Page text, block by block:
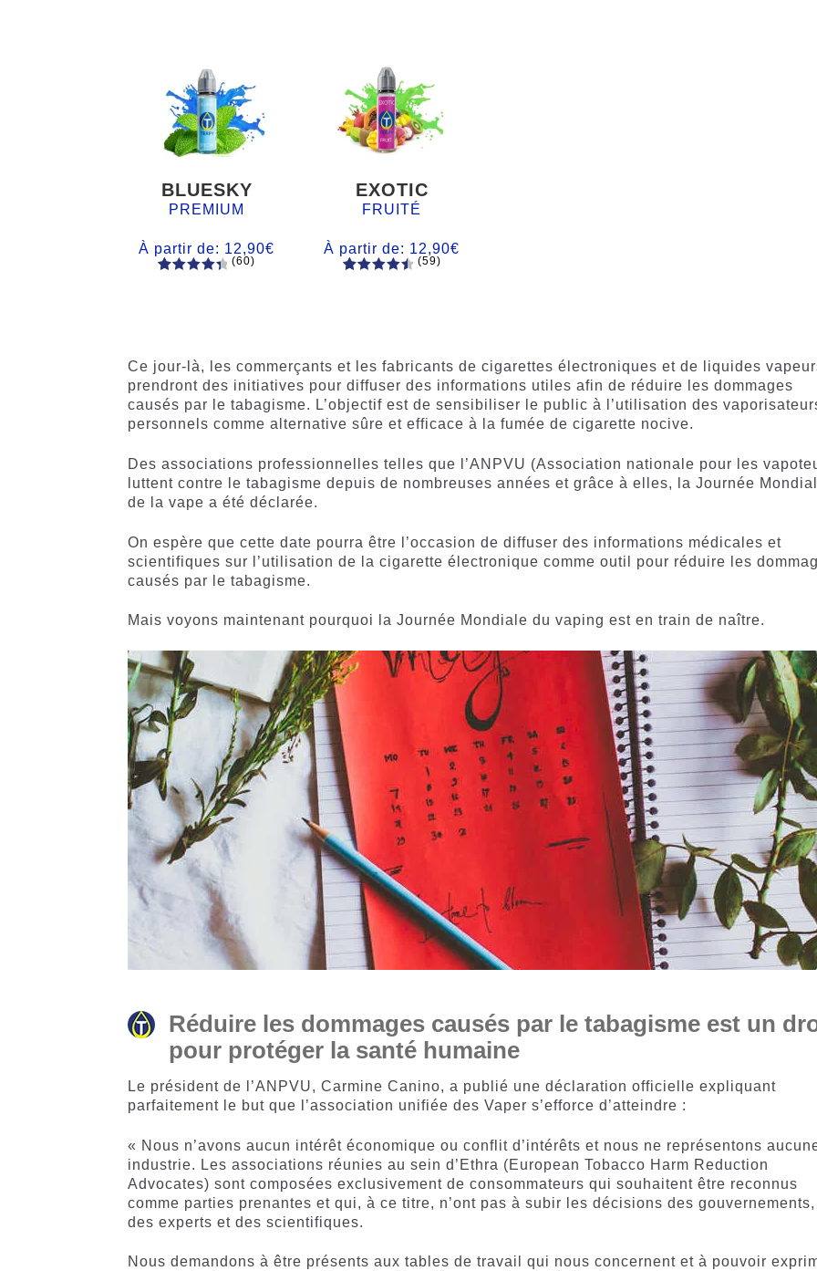
BLUESKY
PREMIUM
À partir de: 12,90€
notations
client
(60)
EXOTIC
FRUITÉ
À partir de: 12,90€
client
(59)
Ce jour-là, les commerçants et les fabricants de cigarettes électroniques et de liquides
prendront des initiatives pour diffuser des informations utiles afin de réduire les dommages
causés par le tabagisme. L’objectif est de sensibiliser le public à l’utilisation des
personnels comme alternative sûre et efficace à la fumée de cigarette nocive.
Des associations professionnelles telles que l’ANPVU (Association nationale pour les
luttent contre le tabagisme depuis de nombreuses années et grâce à elles, la Journée
de la vape a été déclarée.
On espère que cette date pourra être l’occasion de diffuser des informations médicales et
scientifiques sur l’utilisation de la cigarette électronique comme outil pour réduire les
causés par le tabagisme.
Mais voyons maintenant pourquoi la Journée Mondiale du vaping est en train de naître.
Réduire les dommages causés par le tabagisme est un
pour protéger la santé humaine
Le président de l’ANPVU, Carmine Canino, a publié une déclaration officielle expliquant
parfaitement le but que l’association unifiée des Vaper s’efforce d’atteindre :
« Nous n’avons aucun intérêt économique ou conflit d’intérêts et nous ne représentons
industrie. Les associations réunies au sein d’Ethra (European Tobacco Harm Reduction
Advocates) sont composées exclusivement de consommateurs qui souhaitent être reconnus
comme parties prenantes et qui, à ce titre, n’ont pas à subir les décisions des gouvernements,
des experts et des scientifiques.
Nous demandons à être présents aux tables de travail qui nous concernent et à pouvoir